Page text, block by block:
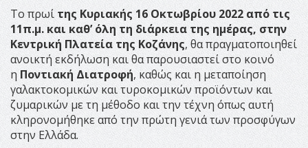
Το πρωί της Κυριακής 16 Οκτωβρίου 2022 από τις
11π.μ. και καθ’ όλη τη διάρκεια της ημέρας, στην
Κεντρική Πλατεία της Κοζάνης, θα πραγματοποιηθεί
ανοικτή εκδήλωση και θα παρουσιαστεί στο κοινό
η Ποντιακή Διατροφή, καθώς και η μεταποίηση
γαλακτοκομικών και τυροκομικών προϊόντων και
ζυμαρικών με τη μέθοδο και την τέχνη όπως αυτή
κληρονομήθηκε από την πρώτη γενιά των προσφύγων
στην Ελλάδα.